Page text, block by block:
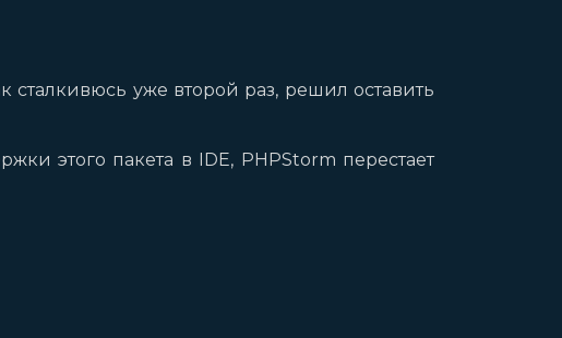
сталкивюсь уже второй раз, решил оставить
этого пакета в IDE, PHPStorm перестает